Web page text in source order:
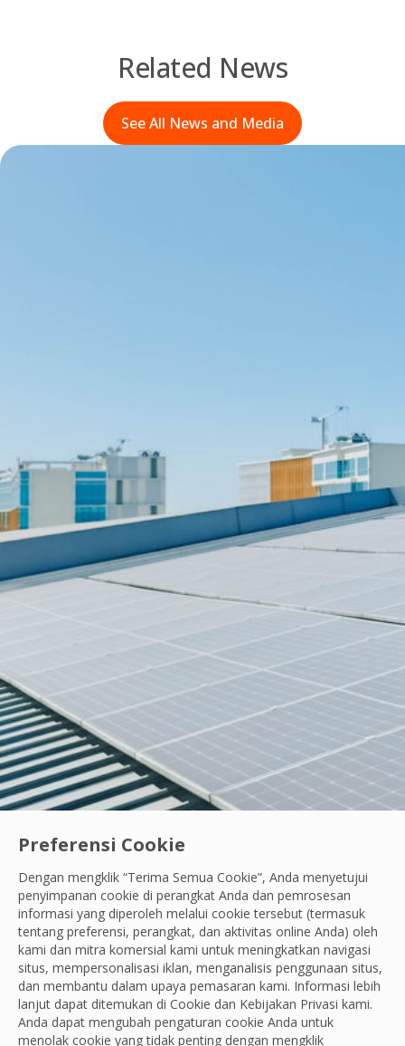
Preferensi Cookie
Dengan mengklik “Terima Semua Cookie”, Anda menyetujui
penyimpanan cookie di perangkat Anda dan pemrosesan
informasi yang diperoleh melalui cookie tersebut (termasuk
tentang preferensi, perangkat, dan aktivitas online Anda) oleh
kami dan mitra komersial kami untuk meningkatkan navigasi
situs, mempersonalisasi iklan, menganalisis penggunaan situs,
dan membantu dalam upaya pemasaran kami. Informasi lebih
lanjut dapat ditemukan di Cookie dan Kebijakan Privasi kami.
Anda dapat mengubah pengaturan cookie Anda untuk
menolak cookie yang tidak penting dengan mengklik
Related News
See All News and Media
Ayo Berdiri Beraksi|Karyawan Kami
Semangat Belajar Tanpa Henti: Cara Andik
Saat menemukan kerusakan di area kerja, Andik fokus
OCS Team
29 Jul, 2026